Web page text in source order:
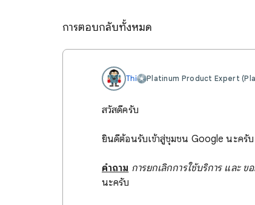
การตอบกลับทั้งหมด
Thi Platinum Product Expert
สวัสดีครับ
ยินดีต้อนรับเข้าสู่ชุมชน Google นะครับ
คำถาม การยกเลิกการใช้บริการ และ ข
นะครับ